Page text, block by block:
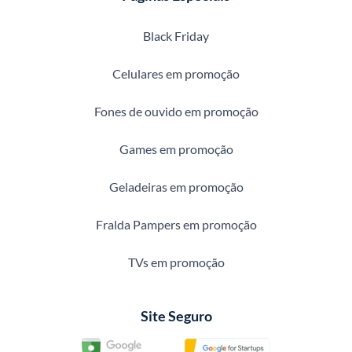
Black Friday
Celulares em promoção
Fones de ouvido em promoção
Games em promoção
Geladeiras em promoção
Fralda Pampers em promoção
TVs em promoção
Site Seguro